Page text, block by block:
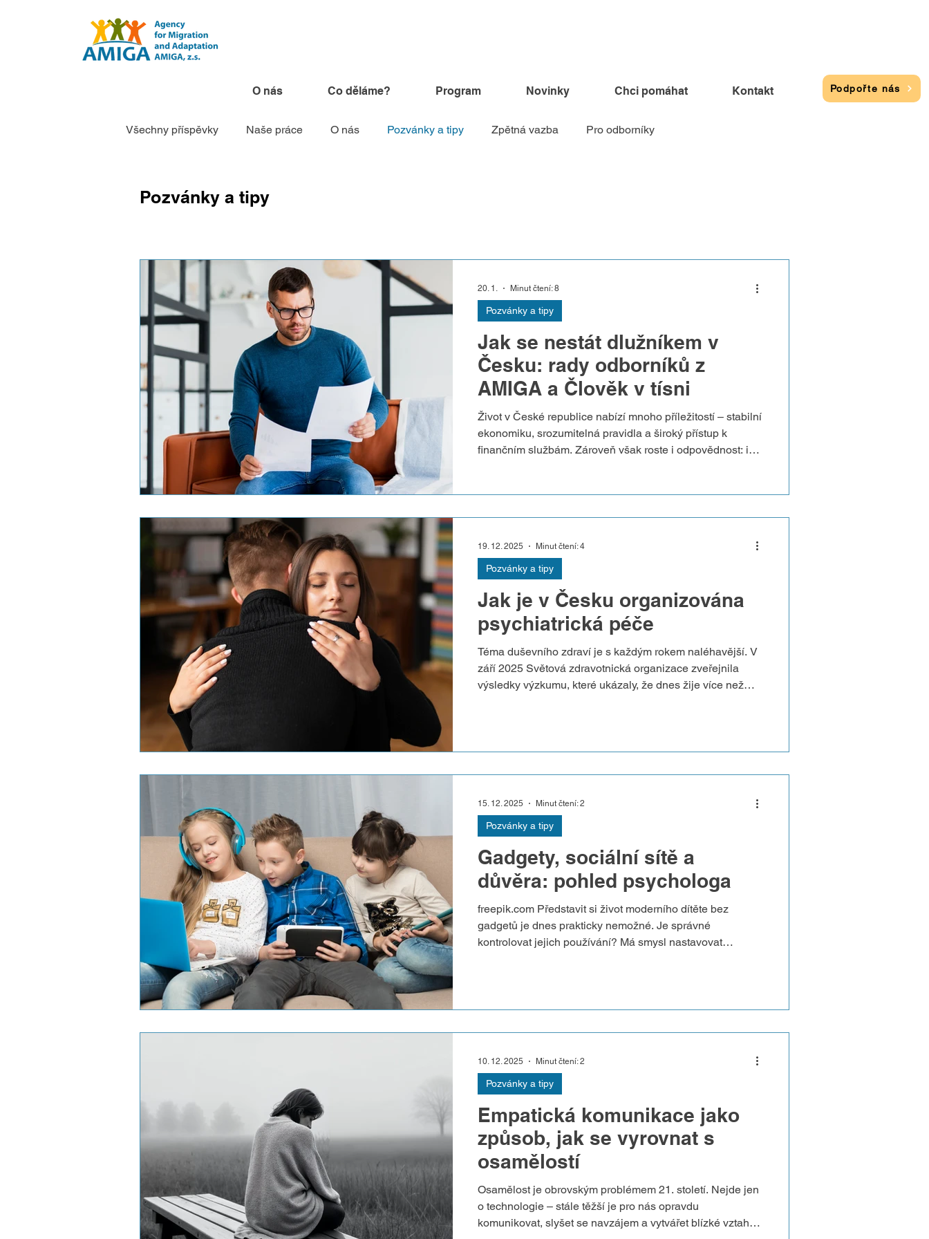
O nás Co děláme? Program Novinky Chci pomáhat Kontakt Podpořte nás
Všechny příspěvky Naše práce O nás Pozvánky a tipy Zpětná vazba Pro odborníky
Pozvánky a tipy
Jak se nestát dlužníkem v
Česku: rady odborníků z
AMIGA a Člověk v tísni
Život v České republice nabízí mnoho příležitostí – stabilní
ekonomiku, srozumitelná pravidla a široký přístup k
finančním službám. Zároveň však roste i odpovědnost: i
dopisů od úřadů nebo opožděné platby často způsobují,
že se člověk nečekaně ocitne v postavení dlužníka. Jaké
abyste se ochránili před finančním
Pozvánky a tipy
20. 1. Minut čtení: 8
Jak je v Česku organizována
psychiatrická péče
Téma duševního zdraví je s každým rokem naléhavější. V
září 2025 Světová zdravotnická organizace zveřejnila
výsledky výzkumu, které ukázaly, že dnes žije více než
Česku? Co dělat po léčbě? Tyto a další otázky položila
Pozvánky a tipy
19. 12. 2025 Minut čtení: 4
Gadgety, sociální sítě a
důvěra: pohled psychologa
freepik.com Představit si život moderního dítěte bez
gadgetů je dnes prakticky nemožné. Je správné
kontrolovat jejich používání? Má smysl nastavovat
důležité si uvědomit, že když rodič kontroluje telefon
Pozvánky a tipy
15. 12. 2025 Minut čtení: 2
Empatická komunikace jako
způsob, jak se vyrovnat s
osamělostí
Osamělost je obrovským problémem 21. století. Nejde jen
o technologie – stále těžší je pro nás opravdu
komunikovat, slyšet se navzájem a vytvářet blízké vztahy.
Pozvánky a tipy
10. 12. 2025 Minut čtení: 2